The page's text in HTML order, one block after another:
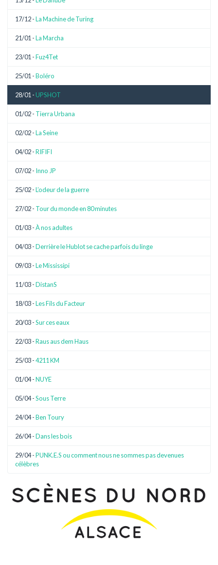
17/12 -La Machine de Turing
21/01 -La Marcha
23/01 -Fuz4Tet
25/01 -Boléro
28/01 - UPSHOT
01/02 - Tierra Urbana
02/02 -La Seine
04/02 -RIFIFI
07/02 - Inno JP
25/02 -L’odeur de la guerre
27/02 - Tour du monde en 80 minutes
01/03 -À nos adultes
04/03 -Derrière le Hublot se cache parfois du linge
09/03 -Le Mississipi
11/03 -DistanS
18/03 -Les Fils du Facteur
20/03 -Sur ces eaux
22/03 -Raus aus dem Haus
25/03 -4211 KM
01/04 -NUYE
05/04 -Sous Terre
24/04 -Ben Toury
26/04 -Dans les bois
29/04 -PUNK.E.S ou comment nous ne sommes pas devenues
célèbres